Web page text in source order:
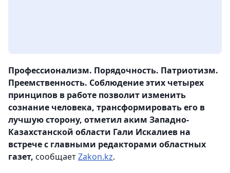
Профессионализм. Порядочность. Патриотизм.
Преемственность. Соблюдение этих четырех
принципов в работе позволит изменить
сознание человека, трансформировать его в
лучшую сторону, отметил аким Западно-
Казахстанской области Гали Искалиев на
встрече с главными редакторами областных
газет, сообщаетZakon.kz.